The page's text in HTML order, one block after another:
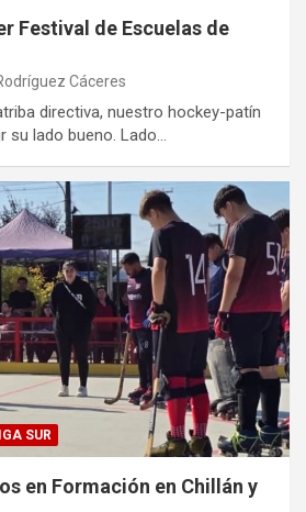
Festival de Escuelas de
Cáceres
directiva, nuestro hockey-patín
su lado bueno. Lado…
SUR
en Formación en Chillán y